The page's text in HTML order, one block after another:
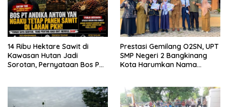
14 Ribu Hektare Sawit di
Kawasan Hutan Jadi
Sorotan, Pernyataan Bos PT
Prestasi Gemilang O2SN, UPT
SMP Negeri 2 Bangkinang
Kota Harumkan Nama